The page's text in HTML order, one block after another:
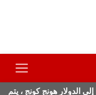
الدولار هونج كونج ، يتم